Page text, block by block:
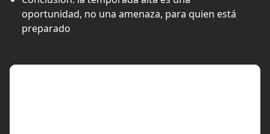
oportunidad, no una amenaza, para quien está
preparado